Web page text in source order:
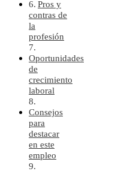
Pros y
contras de
la
profesión
Oportunidades
de
crecimiento
laboral
Consejos
para
destacar
en este
empleo